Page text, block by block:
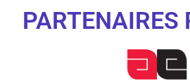
PARTENAIRES